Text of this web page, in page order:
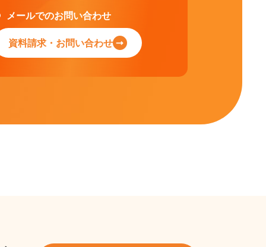
メールでのお問い合わせ
資料請求・お問い合わせ